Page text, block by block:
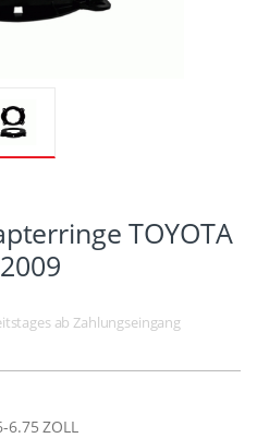
TOYOTA
ab Zahlungseingang
6.75 ZOLL